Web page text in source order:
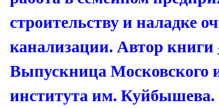
строительству и наладке
канализации. Автор книги
Выпускница Москов­ского
института им. Куйбышева.